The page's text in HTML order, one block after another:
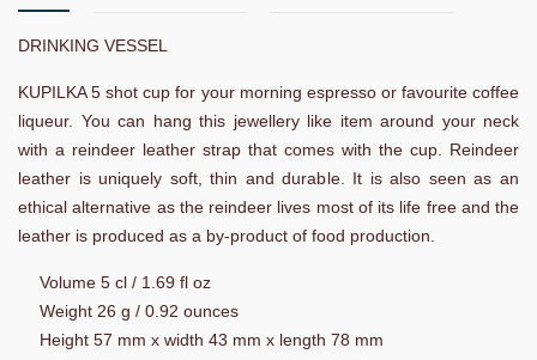
DRINKING VESSEL
KUPILKA 5 shot cup for your morning espresso or favourite coffee
liqueur. You can hang this jewellery like item around your neck
with a reindeer leather strap that comes with the cup. Reindeer
leather is uniquely soft, thin and durable. It is also seen as an
ethical alternative as the reindeer lives most of its life free and the
leather is produced as a by-product of food production.
Volume 5 cl / 1.69 fl oz
Weight 26 g / 0.92 ounces
Height 57 mm x width 43 mm x length 78 mm